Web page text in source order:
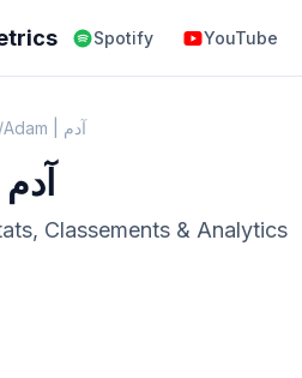
Spotify YouTube
/ Adam | آدم
Adam | آدم
Classements & Analytics